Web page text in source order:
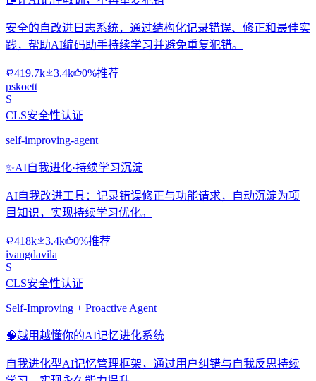
安全的自改进日志系统，通过结构化记录错误、修正和最佳实
践，帮助AI编码助手持续学习并避免重复犯错。
419.7k 3.4k
0%推荐
pskoett
S
CLS安全性认证
self-improving-agent
✨AI自我进化·持续学习沉淀
AI自我改进工具：记录错误修正与功能请求，自动沉淀为项
目知识，实现持续学习优化。
418k 3.4k
0%推荐
ivangdavila
S
CLS安全性认证
Self-Improving + Proactive Agent
🧠越用越懂你的AI记忆进化系统
自我进化型AI记忆管理框架，通过用户纠错与自我反思持续